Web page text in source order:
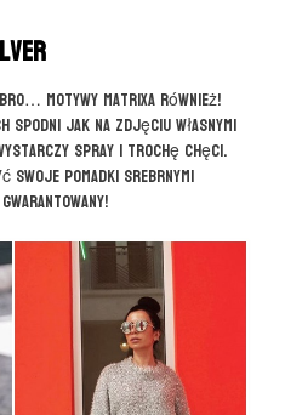
motywy matrixa również!
spodni jak na zdjęciu własnymi
spray i trochę chęci.
swoje pomadki srebrnymi